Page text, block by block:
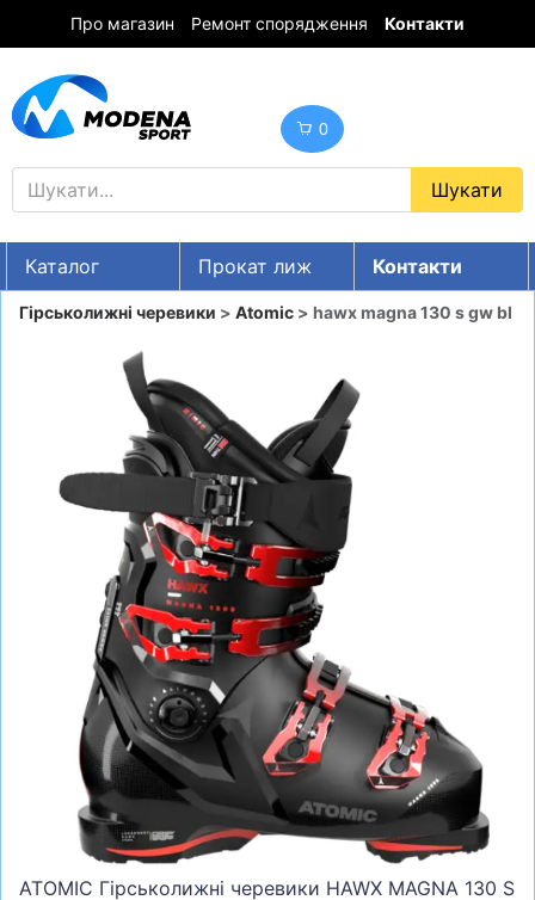
Про магазин Ремонт спорядження Контакти
0
Каталог Прокат лиж
Контакти
UA RU EN
ГІРСЬКІ ЛИЖІ
СНОУБОРДИ
ОДЯГ
ВЗУТТЯ
ШОЛОМИ, ЗАХИСТ, ОКУЛЯРИ
БІГ, ФІТНЕС, М'ЯЧІ
ВЕЛОСИПЕДИ
САМОКАТИ
ТЕНІС, БАДМІНТОН
ВОДНІ ВИДИ СПОРТУ
ТУРИЗМ
Гірськолижні черевики > Atomic > hawx magna 130 s gw bl
ATOMIC Гірськолижні черевики HAWX MAGNA 130 S